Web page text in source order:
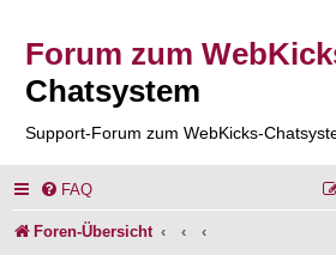
Forum zum
Chatsystem
Support-Forum zum WebKicks-
FAQ
Foren-Übersicht